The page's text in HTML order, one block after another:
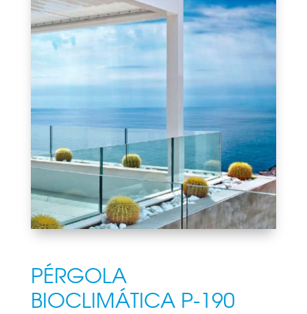
PÉRGOLA
BIOCLIMÁTICA P-190